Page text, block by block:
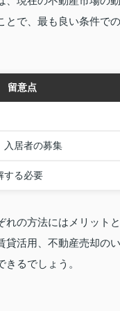
とで、最も良い条件での
留意点
入居者の募集
する必要
れの方法にはメリットと
貸活用、不動産売却のい
るでしょう。